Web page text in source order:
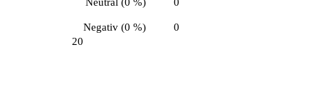
0
Negativ(0 %)
0
Neutral(0 %)
20